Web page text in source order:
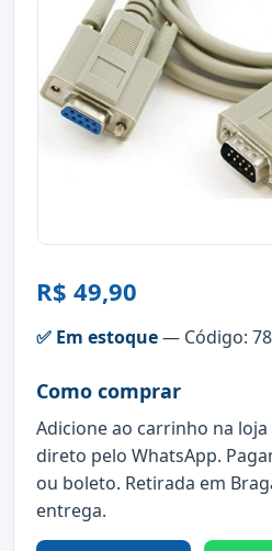
R$ 49,90
✅ Em estoque— Código:
Como comprar
Adicione ao carrinho na
direto pelo WhatsApp.
ou boleto. Retirada em
entrega.